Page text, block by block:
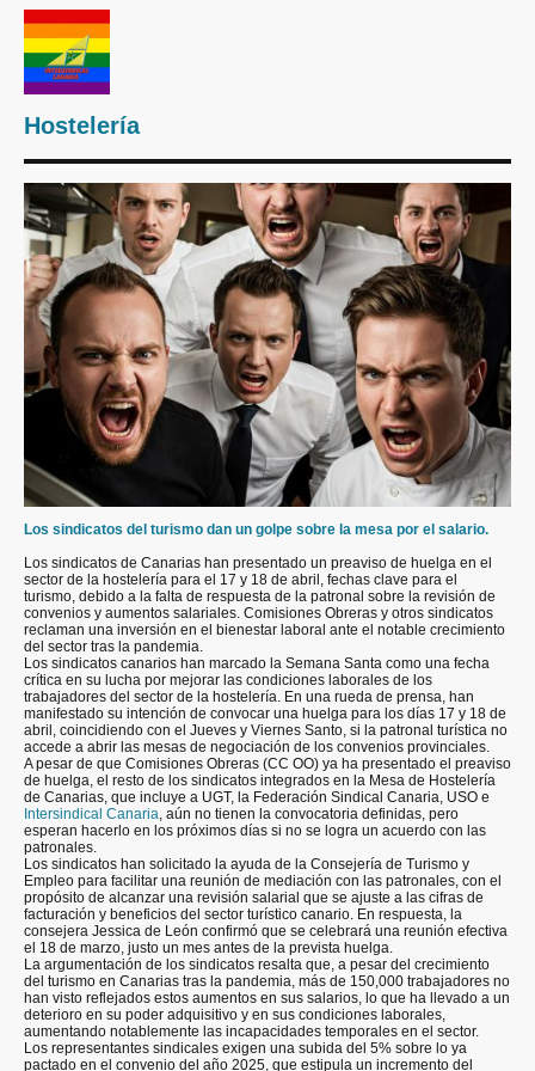
Hostelería
Los sindicatos del turismo dan un golpe sobre la mesa por el salario.
Los sindicatos de Canarias han presentado un preaviso de huelga en el
sector de la hostelería para el 17 y 18 de abril, fechas clave para el
turismo, debido a la falta de respuesta de la patronal sobre la revisión de
convenios y aumentos salariales. Comisiones Obreras y otros sindicatos
reclaman una inversión en el bienestar laboral ante el notable crecimiento
del sector tras la pandemia.
Los sindicatos canarios han marcado la Semana Santa como una fecha
crítica en su lucha por mejorar las condiciones laborales de los
trabajadores del sector de la hostelería. En una rueda de prensa, han
manifestado su intención de convocar una huelga para los días 17 y 18 de
abril, coincidiendo con el Jueves y Viernes Santo, si la patronal turística no
accede a abrir las mesas de negociación de los convenios provinciales.
A pesar de que Comisiones Obreras (CC OO) ya ha presentado el preaviso
de huelga, el resto de los sindicatos integrados en la Mesa de Hostelería
de Canarias, que incluye a UGT, la Federación Sindical Canaria, USO e
Intersindical Canaria, aún no tienen la convocatoria definidas, pero
esperan hacerlo en los próximos días si no se logra un acuerdo con las
patronales.
Los sindicatos han solicitado la ayuda de la Consejería de Turismo y
Empleo para facilitar una reunión de mediación con las patronales, con el
propósito de alcanzar una revisión salarial que se ajuste a las cifras de
facturación y beneficios del sector turístico canario. En respuesta, la
consejera Jessica de León confirmó que se celebrará una reunión efectiva
el 18 de marzo, justo un mes antes de la prevista huelga.
La argumentación de los sindicatos resalta que, a pesar del crecimiento
del turismo en Canarias tras la pandemia, más de 150,000 trabajadores no
han visto reflejados estos aumentos en sus salarios, lo que ha llevado a un
deterioro en su poder adquisitivo y en sus condiciones laborales,
aumentando notablemente las incapacidades temporales en el sector.
Los representantes sindicales exigen una subida del 5% sobre lo ya
pactado en el convenio del año 2025, que estipula un incremento del